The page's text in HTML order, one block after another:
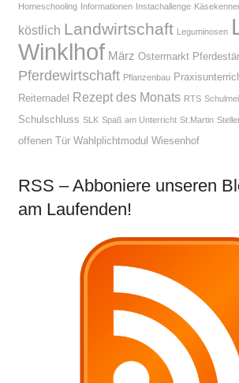
Homeschooling Informationen Instachallenge
köstlich Landwirtschaft Leguminosen
Winklhof März Ostermarkt
Pferdewirtschaft Pflanzenbau
Reiternadel Rezept des Monats RTS
Schulschluss SLK Spaß am Unterricht St.Martin
offenen Tür Wahlplichtmodul Wiesenhof
RSS – Abboniere unseren
am Laufenden!